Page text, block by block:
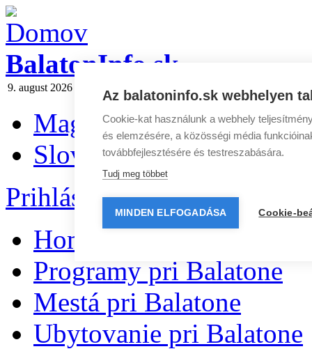
BalatonInfo.sk
9. august 2026 Ľubomíra Zajtra: Vavrinec Spravodaj|
Magyar
Slovenčina
Prihlásenie|Registrácia
Home
Programy pri Balatone
Mestá pri Balatone
Ubytovanie pri Balatone
Az balatoninfo.sk webhelyen
Cookie-kat használunk a webhely
és elemzésére, a közösségi média
továbbfejlesztésére és testreszabására.
Tudj meg többet
MINDEN ELFOGADÁSA Cookie-